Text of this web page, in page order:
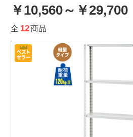
￥10,560～￥29,700
全 12商品